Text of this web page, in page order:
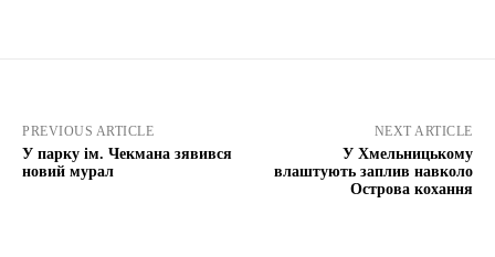
PREVIOUS ARTICLE
У парку ім. Чекмана зявився
новий мурал
NEXT ARTICLE
У Хмельницькому
влаштують заплив навколо
Острова кохання